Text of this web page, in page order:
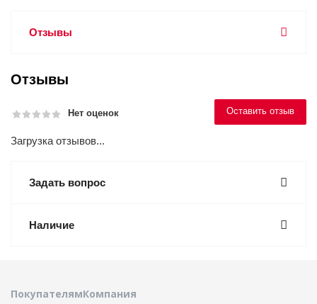
Отзывы
Отзывы
Нет оценок Оставить отзыв
Загрузка отзывов...
Задать вопрос
Наличие
ПокупателямКомпания